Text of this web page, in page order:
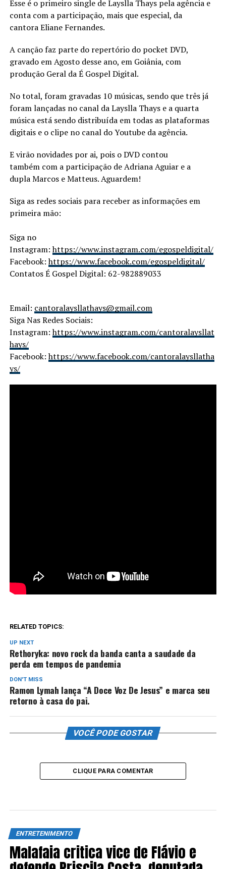
Esse é o primeiro single de Layslla Thays pela agência e
conta com a participação, mais que especial, da
cantora Eliane Fernandes.
A canção faz parte do repertório do pocket DVD,
gravado em Agosto desse ano, em Goiânia, com
produção Geral da É Gospel Digital.
No total, foram gravadas 10 músicas, sendo que três já
foram lançadas no canal da Layslla Thays e a quarta
música está sendo distribuída em todas as plataformas
digitais e o clipe no canal do Youtube da agência.
E virão novidades por ai, pois o DVD contou
também com a participação de Adriana Aguiar e a
dupla Marcos e Matteus. Aguardem!
Siga as redes sociais para receber as informações em
primeira mão:
Siga no
Instagram:https://www.instagram.com/egospeldigital/
Facebook:https://www.facebook.com/egospeldigital/
Contatos É Gospel Digital: 62-982889033
Email: cantoralaysllathays@gmail.com
Siga Nas Redes Sociais:
Instagram:https://www.instagram.com/cantoralaysllat
hays/
Facebook:https://www.facebook.com/cantoralaysllatha
ys/
RELATED TOPICS:
UP NEXT
Rethoryka: novo rock da banda canta a saudade da
perda em tempos de pandemia
DON'T MISS
Ramon Lymah lança “A Doce Voz De Jesus” e marca seu
retorno à casa do pai.
VOCÊ PODE GOSTAR
CLIQUE PARA COMENTAR
ENTRETENIMENTO
Malafaia critica vice de Flávio e